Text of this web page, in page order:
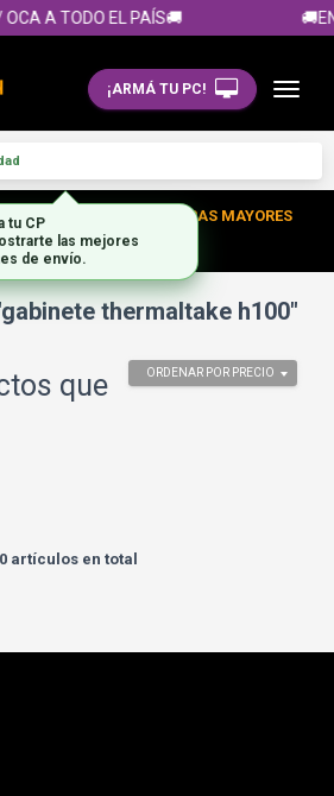
A TODO EL PAÍS🚚
¡ARMÁ TU PC!
DE CABA EN TUS COMPRAS MAYORES
A $350.000
thermaltake h100"
ORDENAR POR PRECIO
que
0 artículos en total
tu CP
las mejores
de envío.